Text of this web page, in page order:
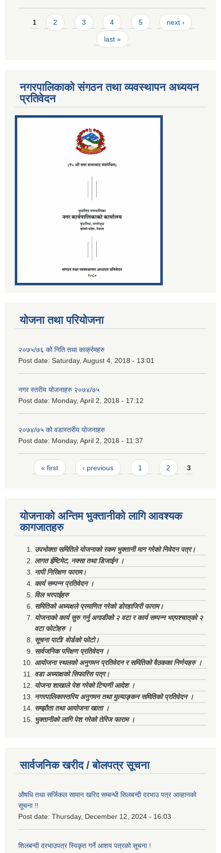
Pages
1 2 3 4 5 next ›
last »
नगरपालिकाको संगठन तथा व्यवस्थापन अध्ययन
प्रतिवेदन
योजना तथा परियोजना
२०७५/७६ को निति तथा कार्क्रमहरु
Post date: Saturday, August 4, 2018 - 13:01
नगर स्तरीय योजनाहरु २०७४/७५
Post date: Monday, April 2, 2018 - 17:12
२०७४/७५ को वडास्तरीय योजनाहरु
Post date: Monday, April 2, 2018 - 11:37
Pages
« first ‹ previous 1 2 3
योजनाको अन्तिम भुक्तानीको लागि आवश्यक
कागजातहरु
उपभोक्ता समितिले योजनाको रकम भुक्तानी माग गरेको निवेदन पत्र।
लागत ईष्टिमेट, नक्सा तथा डिजाईन ।
नापी निरिक्षण फाराम।
कार्य सम्पन्न प्रतिवेदन ।
विल भरपाईहरु
समितिको अध्यक्षले प्रमाणित गरेको डोरहाजिरी फाराम।
योजनाको कार्य सुरु गर्नु अगाडीको २ वटा र कार्य सम्पन्न भएपश्चात्‌को २
वटा फोटोहरु ।
सूचना पाटी/ वोर्डको फोटो।
सार्वजनिक परिक्षण प्रतिवेदन ।
आयोजना स्थलको अनुगमन प्रतिवेदन र समितिको वैठकका निर्णयहरु ।
वडा अध्याक्षको सिफारिस पत्र।
योजना शाखाले पेश गरेको टिप्पणी आदेश ।
नगरपालिकास्तरिय अनुगमन तथा मुल्याङ्कन समितिको प्रतिवेदन ।
सम्झौता तथा आयोजना खाता ।
भुक्तानीको लागि पेश गरेको तेरिज फाराम ।
सार्वजनिक खरीद / बोलपत्र सूचना
औषधि तथा सर्जिकल सामान खरिद सम्बन्धी सिलबन्दी दरभाउ पत्र आव्हानको
सूचना !!
Post date: Thursday, December 12, 2024 - 16:03
शिलबन्दी दरभाउपत्र स्विकृत गर्ने आशय पत्रको सूचना !